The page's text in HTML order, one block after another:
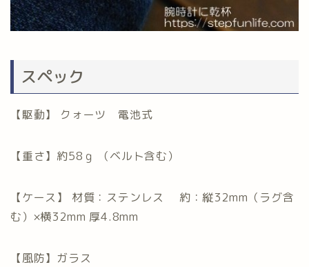
スペック
【駆動】 クォーツ 電池式
【重さ】約58ｇ （ベルト含む）
【ケース】 材質：ステンレス 約：縦32mm（ラグ含
む）×横32mm 厚4.8mm
【風防】ガラス